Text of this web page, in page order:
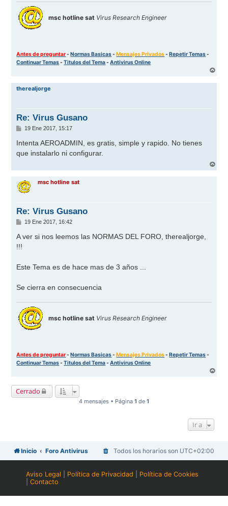
msc hotline sat Virus Research Engineer
Antes de preguntar-Normas Basicas-Mensajes Privados-Repetir Temas-
Continuar Temas-Titulos del Tema-Antivirus Online
r
therealjorge
Re: Virus Gusano
M
n
s
a
19 Ene 2017, 15:17
Intenta AEROADMIN, es gratis, simple y rapido. No tienes
que instalarlo ni configurar.
r
msc hotline sat
Re: Virus Gusano
M
n
19 Ene 2017, 16:42
A ver si nos leemos las NORMAS DEL FORO, therealjorge,
!!!
Este Tema es de hace mas de 3 años ...
Se cierra en consecuencia
msc hotline sat Virus Research Engineer
Antes de preguntar-Normas Basicas-Mensajes Privados-Repetir Temas-
Continuar Temas-Titulos del Tema-Antivirus Online
Cerrado
4 mensajes • Página 1 de 1
Ir a
Inicio Foro Antivirus Todos los horarios son UTC+02:00
Aviso Legal Política de Privacidad
Política de Cookies
|Contacto